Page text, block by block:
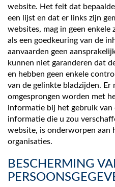
website. Het feit dat
een lijst en dat er links zijn
websites, mag in geen
als een goedkeuring van de
aanvaarden geen
kunnen niet garanderen dat
en hebben geen enkele
van de gelinkte bladzijden. Er
omgesprongen worden met
informatie bij het gebruik van
informatie die u zou
website, is onderworpen aan
organisaties.
BESCHERMING